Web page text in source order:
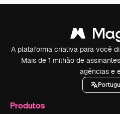
A plataforma criativa para você
Mais de 1 milhão de
agências e
Produtos